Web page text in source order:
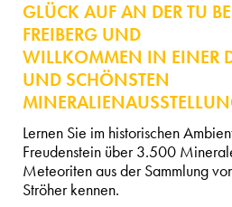
GLÜCK AUF AN DER TU
FREIBERG UND
WILLKOMMEN IN EINER
ND SCHÖNSTEN M
Lernen Sie im historischen
Freudenstein über 3.500
Meteoriten aus der Sammlung
Ströher kennen.